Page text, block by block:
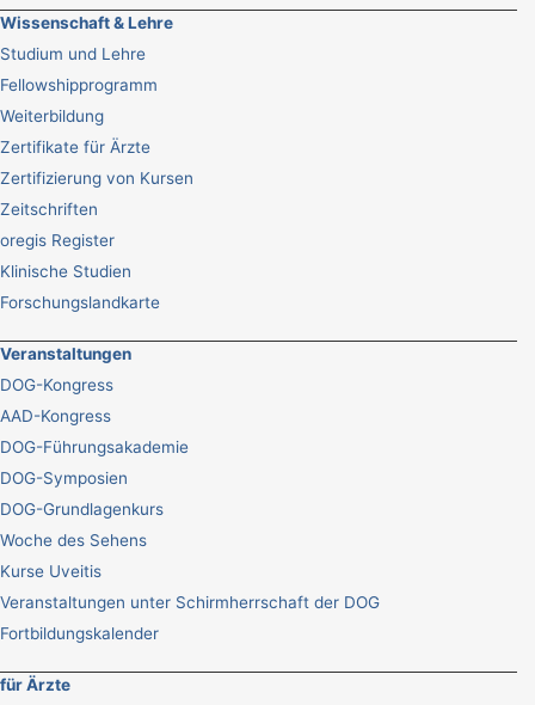
Wissenschaft & Lehre
Studium und Lehre
Fellowshipprogramm
Weiterbildung
Zertifikate für Ärzte
Zertifizierung von Kursen
Zeitschriften
oregis Register
Klinische Studien
Forschungslandkarte
Veranstaltungen
DOG-Kongress
AAD-Kongress
DOG-Führungsakademie
DOG-Symposien
DOG-Grundlagenkurs
Woche des Sehens
Kurse Uveitis
Veranstaltungen unter Schirmherrschaft der DOG
Fortbildungskalender
für Ärzte